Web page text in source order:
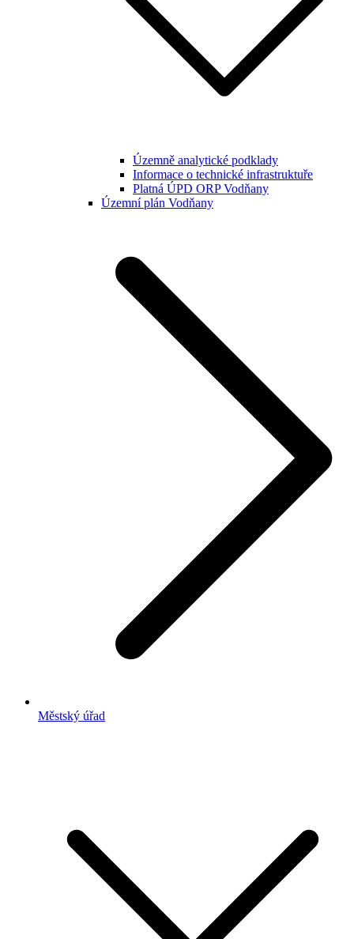
Územně analytické podklady
Informace o technické infrastruktuře
Platná ÚPD ORP Vodňany
Územní plán Vodňany
Městský úřad